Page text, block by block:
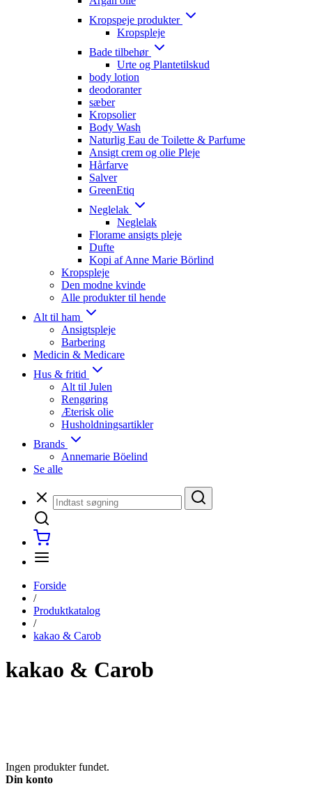
Kropspeje produkter
Kropspleje
Bade tilbehør
Urte og Plantetilskud
body lotion
deodoranter
sæber
Kropsolier
Body Wash
Naturlig Eau de Toilette & Parfume
Ansigt crem og olie Pleje
Hårfarve
Salver
GreenEtiq
Neglelak
Neglelak
Florame ansigts pleje
Dufte
Kopi af Anne Marie Börlind
Kropspleje
Den modne kvinde
Alle produkter til hende
Alt til ham
Ansigtspleje
Barbering
Medicin & Medicare
Hus & fritid
Alt til Julen
Rengøring
Æterisk olie
Husholdningsartikler
Brands
Annemarie Böelind
Se alle
Forside
/
Produktkatalog
/
kakao & Carob
kakao & Carob
Ingen produkter fundet.
Din konto